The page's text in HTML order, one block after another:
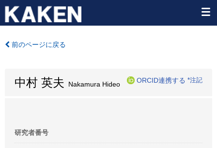
前のページに戻る
中村 英夫 Nakamura Hideo
ORCID連携する *注記
研究者番号